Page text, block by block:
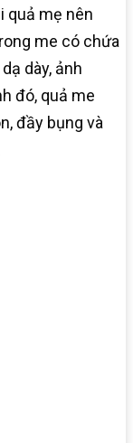
quả mẹ nên
me có chứa
dày, ảnh
đó, quả me
đầy bụng và